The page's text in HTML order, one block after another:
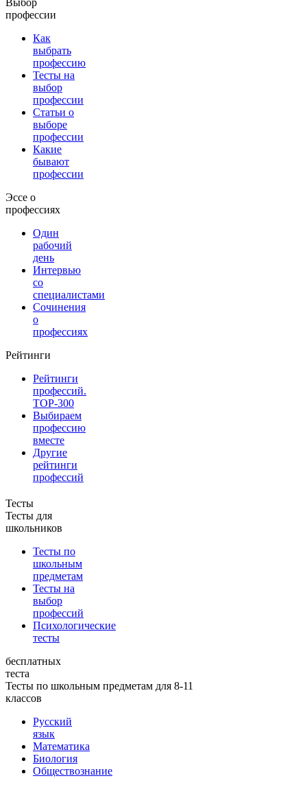
профессии
Как
выбрать
профессию
Тесты на
выбор
профессии
Статьи о
выборе
профессии
Какие
бывают
профессии
Эссе о
профессиях
Один
рабочий
день
Интервью
со
специалистами
Сочинения
о
профессиях
Рейтинги
Рейтинги
профессий.
TOP-300
Выбираем
профессию
вместе
Другие
рейтинги
профессий
Тесты
Тесты для
школьников
Тесты по
школьным
предметам
Тесты на
выбор
профессий
Психологические
тесты
бесплатных
теста
Тесты по школьным предметам для 8-11
классов
Русский
язык
Математика
Биология
Обществознание